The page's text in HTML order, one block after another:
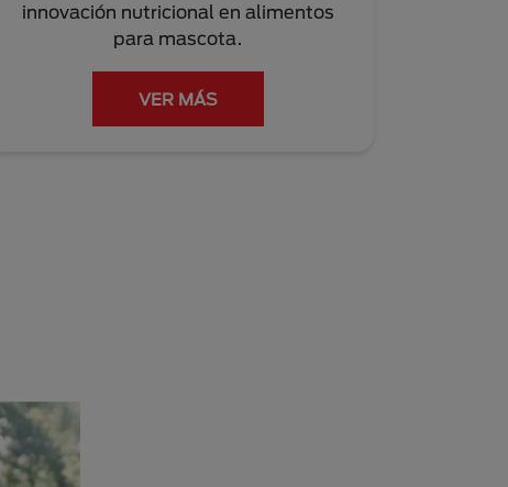
innovación nutricional en alimentos
para mascota.
VER MÁS